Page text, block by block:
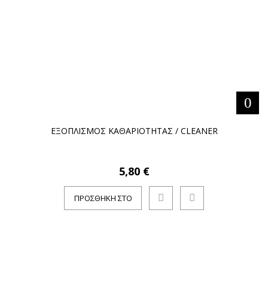
ΕΞΟΠΛΙΣΜΟΣ ΚΑΘΑΡΙΟΤΗΤΑΣ / CLEANER
5,80 €
ΠΡΟΣΘΉΚΗ ΣΤΟ